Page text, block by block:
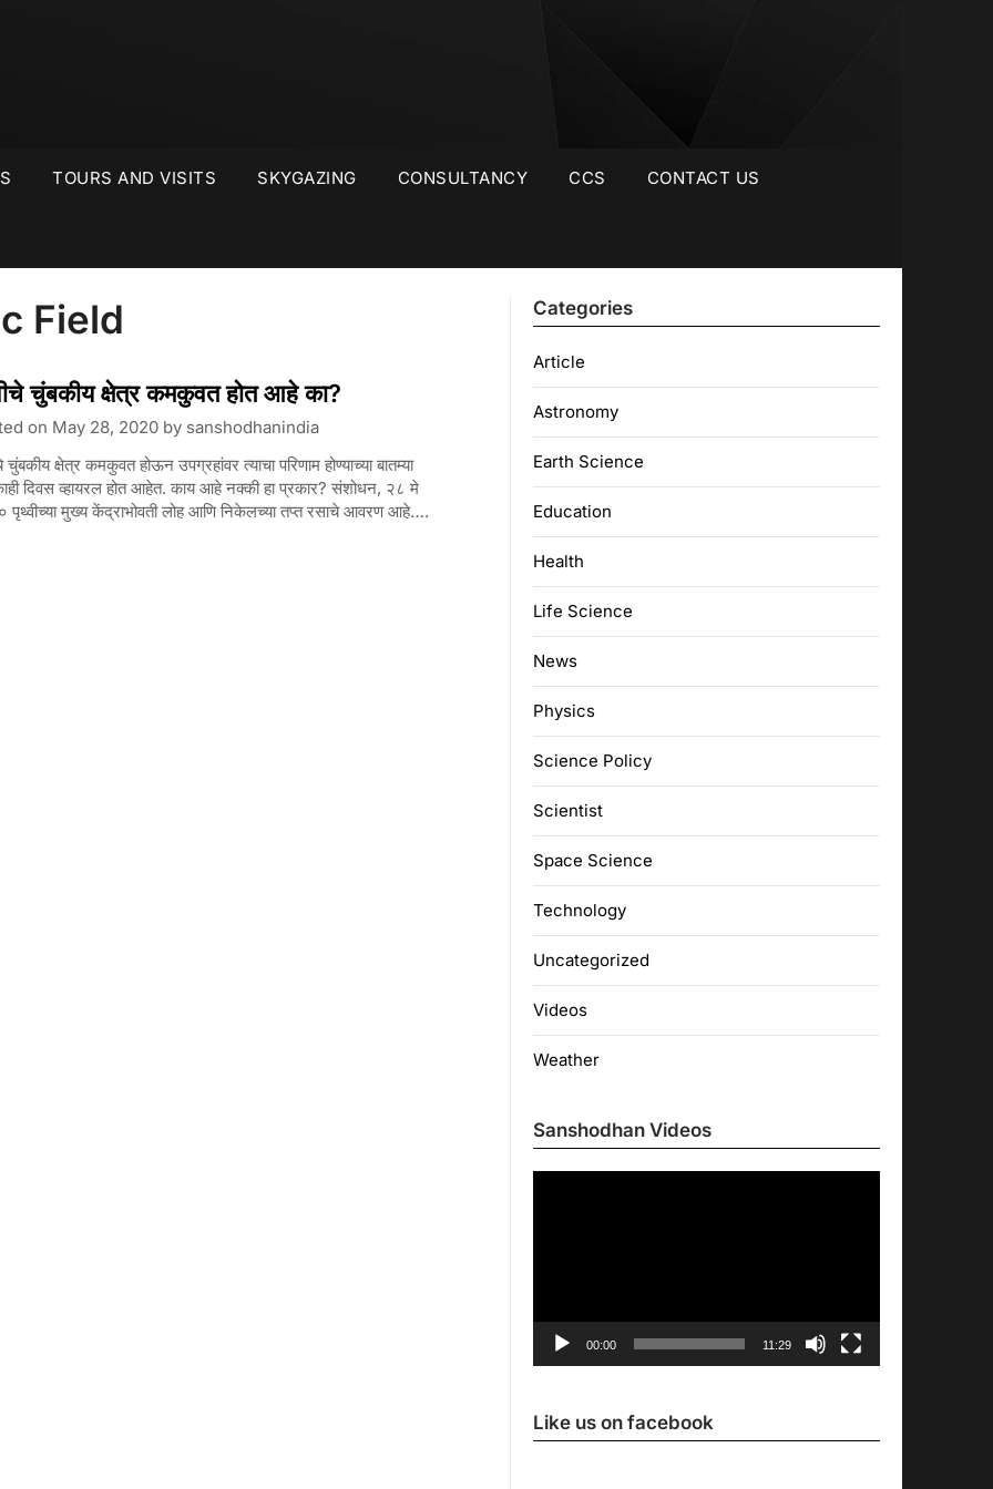
TOURS AND VISITS SKYGAZING CONSULTANCY CCS CONTACT US
Field
चुंबकीय क्षेत्र कमकुवत होत आहे का?
on May 28, 2020by sanshodhanindia
चुंबकीय क्षेत्र कमकुवत होऊन उपग्रहांवर त्याचा परिणाम होण्याच्या बातम्या
दिवस व्हायरल होत आहेत. काय आहे नक्की हा प्रकार? संशोधन, २८ मे
पृथ्वीच्या मुख्य केंद्राभोवती लोह आणि निकेलच्या तप्त रसाचे आवरण आहे….
Categories
Article
Astronomy
Earth Science
Education
Health
Life Science
News
Physics
Science Policy
Scientist
Space Science
Technology
Uncategorized
Videos
Weather
Sanshodhan Videos
Player
00:00 11:29
Like us on facebook